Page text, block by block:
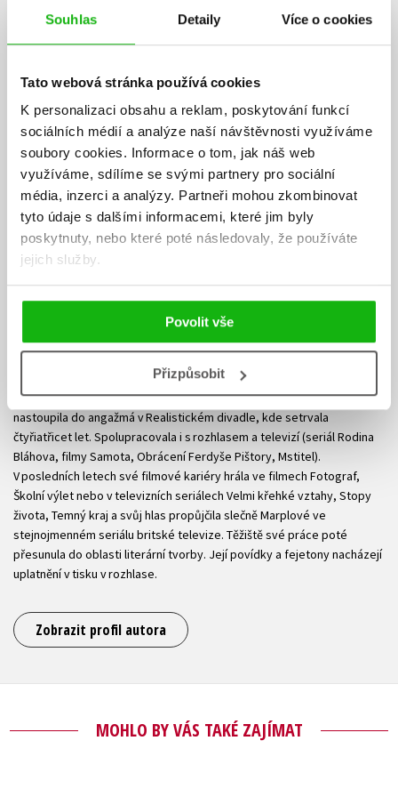
Souhlas Detaily Více o cookies
Tato webová stránka používá cookies
K personalizaci obsahu a reklam, poskytování funkcí
sociálních médií a analýze naší návštěvnosti využíváme
soubory cookies. Informace o tom, jak náš web
využíváme, sdílíme se svými partnery pro sociální
média, inzerci a analýzy. Partneři mohou zkombinovat
tyto údaje s dalšími informacemi, které jim byly
poskytnuty, nebo které poté následovaly, že používáte
jejich služby.
Povolit vše
Přizpůsobit
Ivanka Devátá
Ivanka Devátá se narodila 27. listopadu 1935. Dětství prožila v Brně,
roku 1950 přesídlila s rodiči do Plzně. Po absolvování pražské DAMU
nastoupila do angažmá v Realistickém divadle, kde setrvala
čtyřiatřicet let. Spolupracovala i s rozhlasem a televizí (seriál Rodina
Bláhova, filmy Samota, Obrácení Ferdyše Pištory, Mstitel).
V posledních letech své filmové kariéry hrála ve filmech Fotograf,
Školní výlet nebo v televizních seriálech Velmi křehké vztahy, Stopy
života, Temný kraj a svůj hlas propůjčila slečně Marplové ve
stejnojmenném seriálu britské televize. Těžiště své práce poté
přesunula do oblasti literární tvorby. Její povídky a fejetony nacházejí
uplatnění v tisku v rozhlase.
Zobrazit profil autora
MOHLO BY VÁS TAKÉ ZAJÍMAT